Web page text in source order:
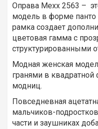
Оправа Mexx 2563 –
модель в форме панто
рамка создает
цветовая гамма с
структурированными
Модная женская
гранями в
модниц.
Повседневная
мальчиков-
части и заушниках